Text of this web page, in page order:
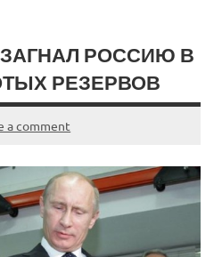
ЗАГНАЛ РОССИЮ В
РЕЗЕРВОВ
a comment